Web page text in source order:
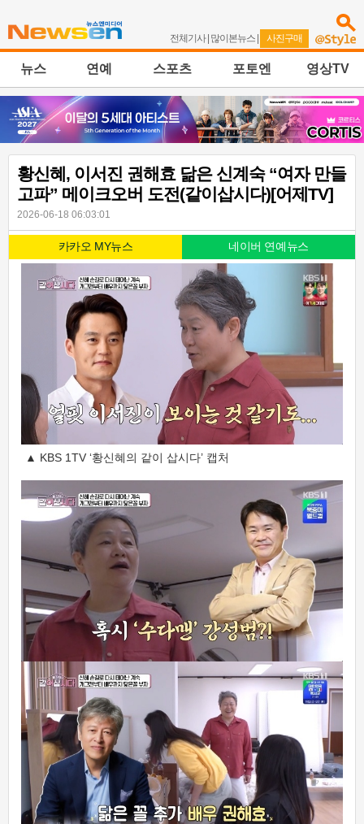
전체기사| 많이본뉴스 | 사진구매
뉴스 연예 스포츠 포토엔 영상TV
황신혜, 이서진 권해효 닮은 신계숙 “여자 만들
고파” 메이크오버 도전(같이삽시다)[어제TV]
2026-06-18 06:03:01
카카오 MY뉴스 네이버 연예뉴스
▲ KBS 1TV ‘황신혜의 같이 삽시다’ 캡처